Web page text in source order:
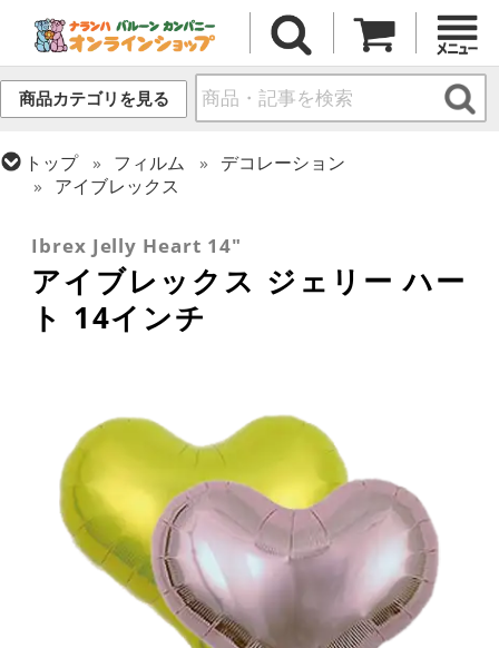
商品カテゴリを見る
トップ フィルム
デコレーション
アイブレックス
無地フィルム(ヘリウム対応)
Ibrex Jelly Heart 14"
アイブレックス ジェリー ハー
ト 14インチ